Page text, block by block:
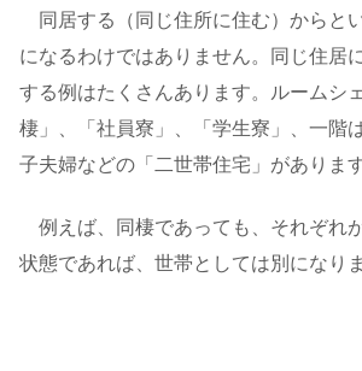
同居する（同じ住所に住む）からと
になるわけではありません。同じ住居
する例はたくさんあります。ルームシ
棲」、「社員寮」、「学生寮」、一階
子夫婦などの「二世帯住宅」があります
例えば、同棲であっても、それぞれ
状態であれば、世帯としては別になりま